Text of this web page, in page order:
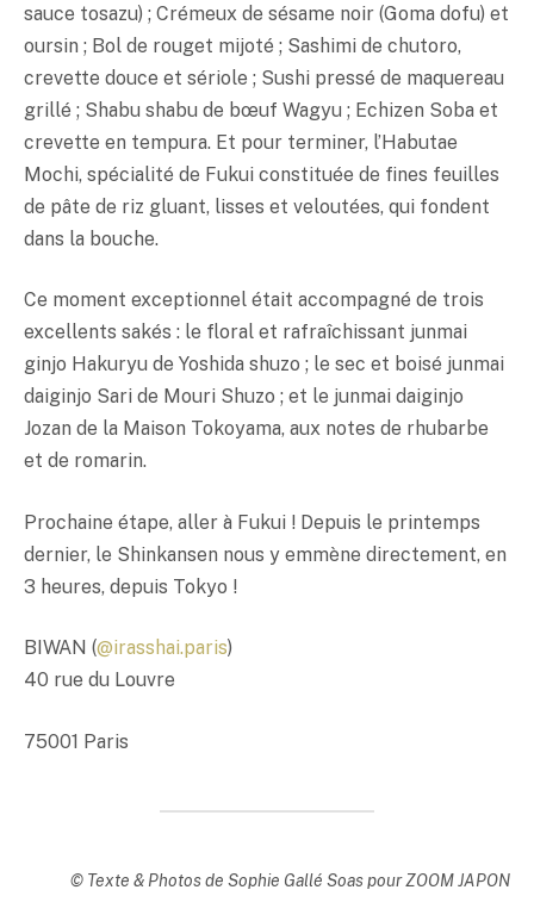
sauce tosazu) ; Crémeux de sésame noir (Goma dofu) et
oursin ; Bol de rouget mijoté ; Sashimi de chutoro,
crevette douce et sériole ; Sushi pressé de maquereau
grillé ; Shabu shabu de bœuf Wagyu ; Echizen Soba et
crevette en tempura. Et pour terminer, l’Habutae
Mochi, spécialité de Fukui constituée de fines feuilles
de pâte de riz gluant, lisses et veloutées, qui fondent
dans la bouche.
Ce moment exceptionnel était accompagné de trois
excellents sakés : le floral et rafraîchissant junmai
ginjo Hakuryu de Yoshida shuzo ; le sec et boisé junmai
daiginjo Sari de Mouri Shuzo ; et le junmai daiginjo
Jozan de la Maison Tokoyama, aux notes de rhubarbe
et de romarin.
Prochaine étape, aller à Fukui ! Depuis le printemps
dernier, le Shinkansen nous y emmène directement, en
3 heures, depuis Tokyo !
BIWAN (@irasshai.paris)
40 rue du Louvre
75001 Paris
© Texte & Photos de Sophie Gallé Soas pour ZOOM JAPON